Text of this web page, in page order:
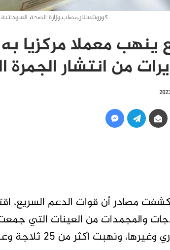
كورونا،سنار،مصاب،وزارة الصحة السودانية
ينهب معملا مركزيا
من انتشار الجمرة
مصادر أن قوات الدعم السريع،
والمجمدات من العينات التي
أكثر من 25 ثلاجة وعدد من مكيفات الهواء.